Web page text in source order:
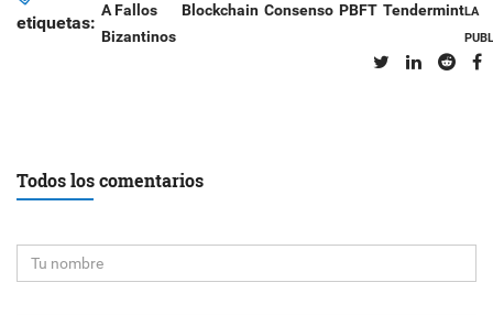
etiquetas:
A Fallos
Bizantinos
Blockchain Consenso PBFT TendermintLA
Todos los comentarios